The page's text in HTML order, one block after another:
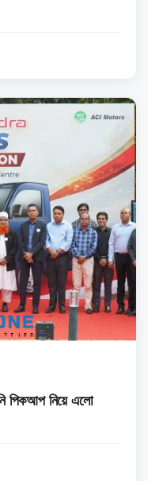
পিকআপ নিয়ে এলো